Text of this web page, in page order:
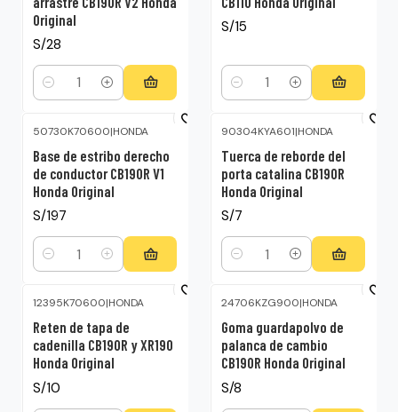
Original
S/28
Cantidad
S/15
Cantidad
50730K70600|HONDA
Base de estribo derecho
de conductor CB190R V1
Honda Original
S/197
Cantidad
90304KYA601|HONDA
Tuerca de reborde del
porta catalina CB190R
Honda Original
S/7
Cantidad
12395K70600|HONDA
Reten de tapa de
cadenilla CB190R y XR190
Honda Original
S/10
24706KZG900|HONDA
Goma guardapolvo de
palanca de cambio
CB190R Honda Original
S/8